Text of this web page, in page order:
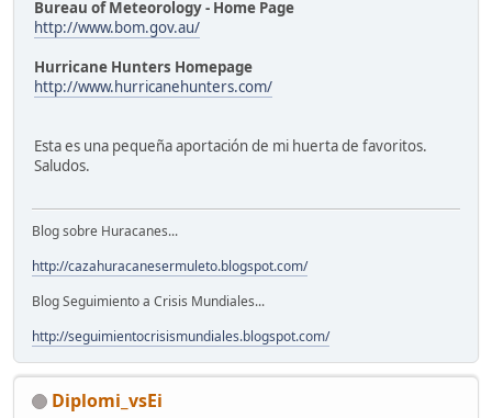
Bureau of Meteorology - Home Page
http://www.bom.gov.au/
Hurricane Hunters Homepage
http://www.hurricanehunters.com/
Esta es una pequeña aportación de mi huerta de favoritos.
Saludos.
Blog sobre Huracanes...
http://cazahuracanesermuleto.blogspot.com/
Blog Seguimiento a Crisis Mundiales...
http://seguimientocrisismundiales.blogspot.com/
Diplomi_vsEi